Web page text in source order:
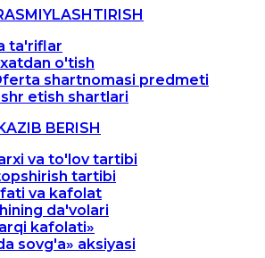
ta'riflar
o'tish
shartnomasi predmeti
etish shartlari
BERISH
va to'lov tartibi
tartibi
va kafolat
da'volari
kafolati»
sovg'a» aksiyasi